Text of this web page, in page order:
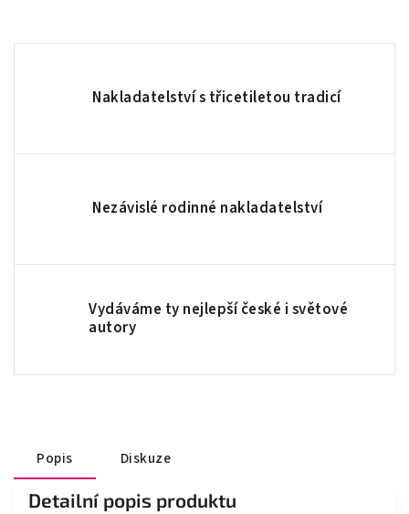
Nakladatelství s třicetiletou tradicí
Nezávislé rodinné nakladatelství
Vydáváme ty nejlepší české i světové
autory
Popis Diskuze
Detailní popis produktu